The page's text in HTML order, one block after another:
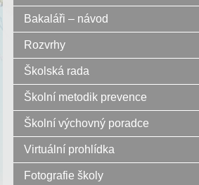
Bakaláři – návod
Rozvrhy
Školská rada
Školní metodik prevence
Školní výchovný poradce
Virtuální prohlídka
Fotografie školy